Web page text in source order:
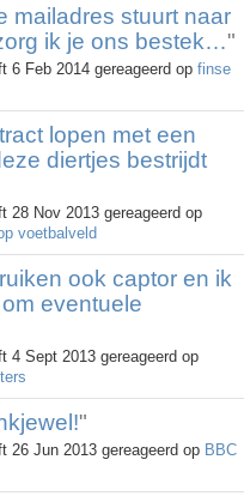
mailadres stuurt naar
ik je ons bestek…"
6 Feb 2014 gereageerd op finse
lopen met een
diertjes bestrijdt
28 Nov 2013 gereageerd op
voetbalveld
ook captor en ik
eventuele
4 Sept 2013 gereageerd op
"
26 Jun 2013 gereageerd op BBC